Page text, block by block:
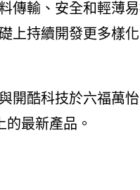
傳輸、安全和輕薄
上持續開發更多樣
開酷科技於六福萬
最新產品。